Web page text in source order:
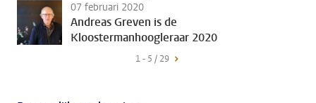
07 februari 2020
Andreas Greven is de
Kloostermanhoogleraar 2020
1 - 5 / 29